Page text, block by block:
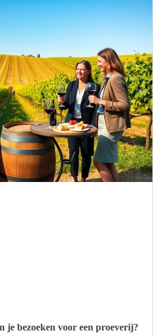
je bezoeken voor een proeverij?